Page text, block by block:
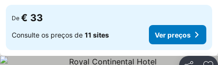
De € 33
Consulte os preços de 11 sites Ver preços